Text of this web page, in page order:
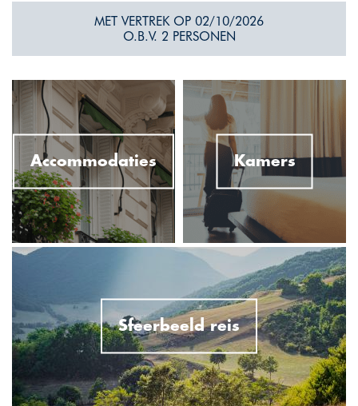
MET VERTREK OP 02/10/2026
O.B.V. 2 PERSONEN
Accommodaties Kamers
Sfeerbeeld reis